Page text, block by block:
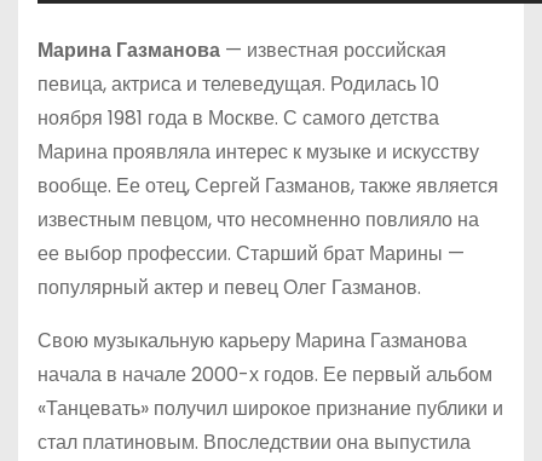
Марина Газманова — известная российская
певица, актриса и телеведущая. Родилась 10
ноября 1981 года в Москве. С самого детства
Марина проявляла интерес к музыке и искусству
вообще. Ее отец, Сергей Газманов, также является
известным певцом, что несомненно повлияло на
ее выбор профессии. Старший брат Марины —
популярный актер и певец Олег Газманов.
Свою музыкальную карьеру Марина Газманова
начала в начале 2000-х годов. Ее первый альбом
«Танцевать» получил широкое признание публики и
стал платиновым. Впоследствии она выпустила